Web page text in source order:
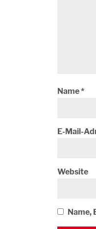
Name*
E-Mail-
Website
Name,